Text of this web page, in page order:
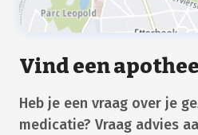
Vind een
Heb je een vraag over je
medicatie? Vraag advies